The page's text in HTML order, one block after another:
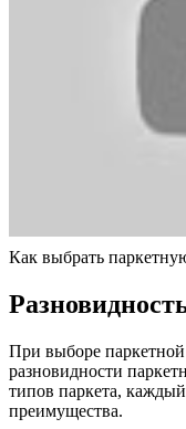
Как выбрать
При выборе
разновидности
типов паркета,
преимущества.